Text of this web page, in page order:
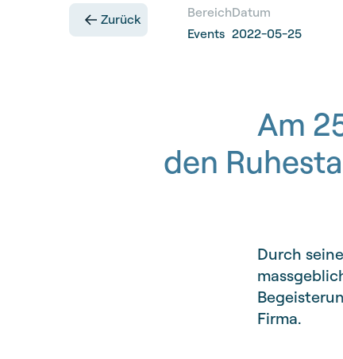
Zurück
Bereich
Events
Datum
2022-05-25
Am
den
Durch
Firma.